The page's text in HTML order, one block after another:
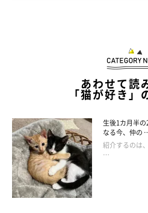
あわせて読
「猫が好き」
生後1カ月半
なる今、仲の
紹介するのは
…